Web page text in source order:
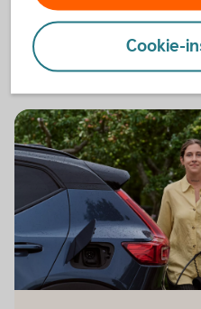
Privatekonomibloggen
Cookie-